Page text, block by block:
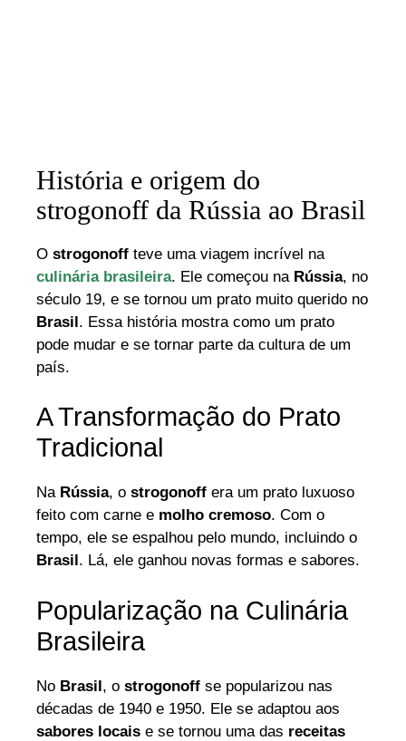
História e origem do
strogonoff da Rússia ao Brasil
O strogonoff teve uma viagem incrível na
culinária brasileira. Ele começou na Rússia, no
século 19, e se tornou um prato muito querido no
Brasil. Essa história mostra como um prato
pode mudar e se tornar parte da cultura de um
país.
A Transformação do Prato
Tradicional
Na Rússia, o strogonoff era um prato luxuoso
feito com carne e molho cremoso. Com o
tempo, ele se espalhou pelo mundo, incluindo o
Brasil . Lá, ele ganhou novas formas e sabores.
Popularização na Culinária
Brasileira
No Brasil, o strogonoff se popularizou nas
décadas de 1940 e 1950. Ele se adaptou aos
sabores locais e se tornou uma das receitas